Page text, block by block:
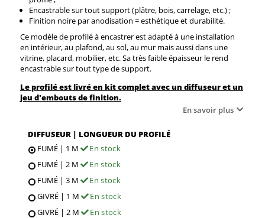
Encastrable sur tout support (plâtre, bois, carrelage, etc.) ;
Finition noire par anodisation = esthétique et durabilité.
Ce modèle de profilé à encastrer est adapté à une installation
en intérieur, au plafond, au sol, au mur mais aussi dans une
vitrine, placard, mobilier, etc. Sa très faible épaisseur le rend
encastrable sur tout type de support.
Le profilé est livré en kit complet avec un diffuseur et un
jeu d'embouts de finition.
En savoir plus
DIFFUSEUR | LONGUEUR DU PROFILÉ
FUMÉ | 1 M
En stock
FUMÉ | 2 M
En stock
FUMÉ | 3 M
En stock
GIVRÉ | 1 M
En stock
GIVRÉ | 2 M
En stock